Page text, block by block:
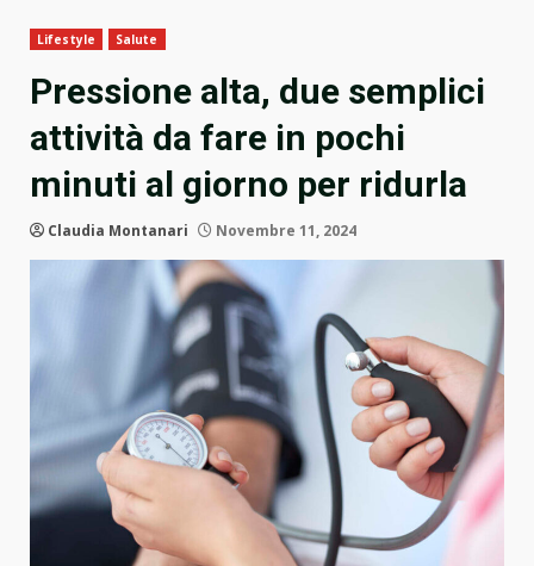
Lifestyle Salute
Pressione alta, due semplici
attività da fare in pochi
minuti al giorno per ridurla
Claudia Montanari Novembre 11, 2024